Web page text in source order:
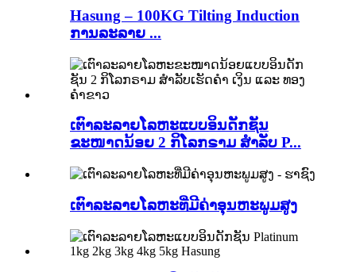
Hasung – 100KG Tilting Induction
ການລະລາຍ ...
ເຕົາລະລາຍໂລຫະແບບອິນດັກຊັນ
ຂະໜາດນ້ອຍ 2 ກິໂລກຣາມ ສຳລັບ P...
ເຕົາລະລາຍໂລຫະທີ່ມີຄ່າອຸນຫະພູມສູງ